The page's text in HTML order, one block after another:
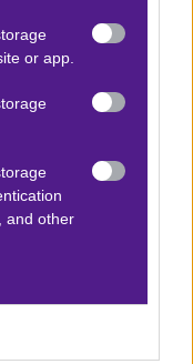
or app.
and other